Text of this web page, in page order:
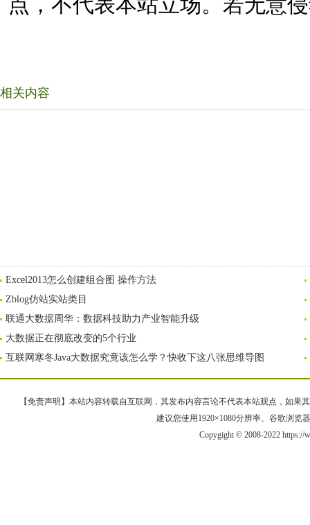
点，不代表本站立场。若无意
相关内容
Excel2013怎么创建组合图 操作方法
Zblog仿站实站类目
联通大数据周华：数据科技助力产业智能升级
大数据正在彻底改变的5个行业
互联网寒冬Java大数据究竟该怎么学？快收下这八张思维导图
【免责声明】本站内容转载自互联网，其发布内容言论不代表本站观点，如果
建议您使用1920×1080分辨率、谷歌浏览
Copygight © 2008-2022 https://